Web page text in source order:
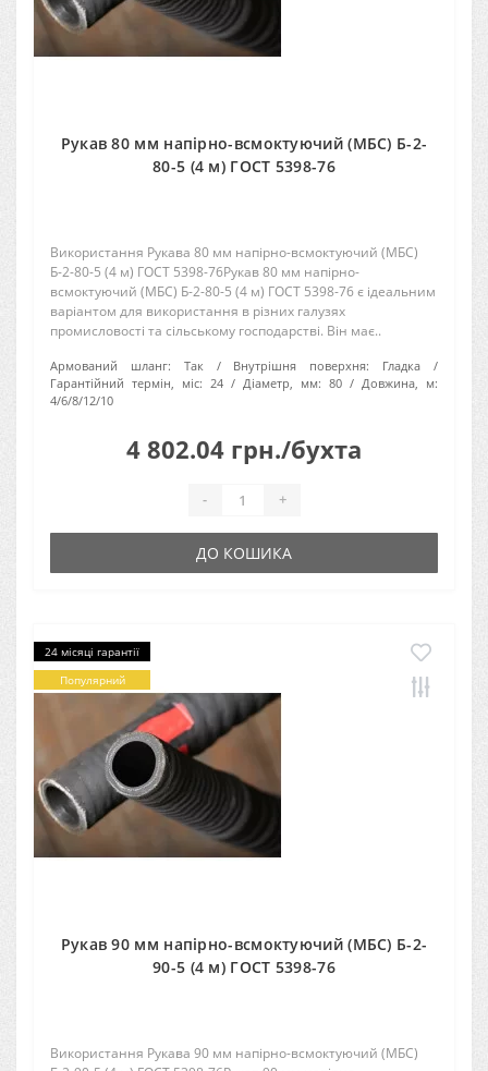
Рукав 80 мм напірно-всмоктуючий (МБС) Б-2-
80-5 (4 м) ГОСТ 5398-76
Використання Рукава 80 мм напірно-всмоктуючий (МБС)
Б-2-80-5 (4 м) ГОСТ 5398-76Рукав 80 мм напірно-
всмоктуючий (МБС) Б-2-80-5 (4 м) ГОСТ 5398-76 є ідеальним
варіантом для використання в різних галузях
промисловості та сільському господарстві. Він має..
Армований шланг: Так Внутрішня поверхня:
Гладка
Гарантійний термін, міс: 24 Діаметр, мм: 80
Довжина, м:
4/6/8/12/10
4 802.04 грн./бухта
- +
ДО КОШИКА
24 місяці гарантії
Популярний
Рукав 90 мм напірно-всмоктуючий (МБС) Б-2-
90-5 (4 м) ГОСТ 5398-76
Використання Рукава 90 мм напірно-всмоктуючий (МБС)